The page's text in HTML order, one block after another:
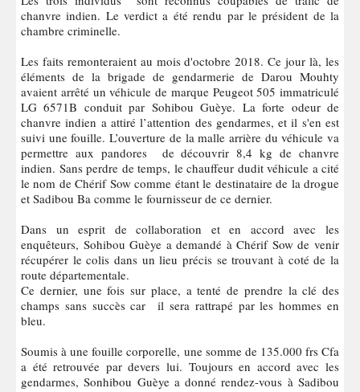
chanvre indien. Le verdict a été rendu par le président de la
chambre criminelle.
Les faits remonteraient au mois d'octobre 2018. Ce jour là, les
éléments de la brigade de gendarmerie de Darou Mouhty
avaient arrêté un véhicule de marque Peugeot 505 immatriculé
LG 6571B conduit par Sohibou Guèye. La forte odeur de
chanvre indien a attiré l’attention des gendarmes, et il s'en est
suivi une fouille. L’ouverture de la malle arrière du véhicule va
permettre aux pandores de découvrir 8,4 kg de chanvre
indien. Sans perdre de temps, le chauffeur dudit véhicule a cité
le nom de Chérif Sow comme étant le destinataire de la drogue
et Sadibou Ba comme le fournisseur de ce dernier.
Dans un esprit de collaboration et en accord avec les
enquêteurs, Sohibou Guèye a demandé à Chérif Sow de venir
récupérer le colis dans un lieu précis se trouvant à coté de la
route départementale.
Ce dernier, une fois sur place, a tenté de prendre la clé des
champs sans succès car il sera rattrapé par les hommes en
bleu.
Soumis à une fouille corporelle, une somme de 135.000 frs Cfa
a été retrouvée par devers lui. Toujours en accord avec les
gendarmes, Sonhibou Guèye a donné rendez-vous à Sadibou